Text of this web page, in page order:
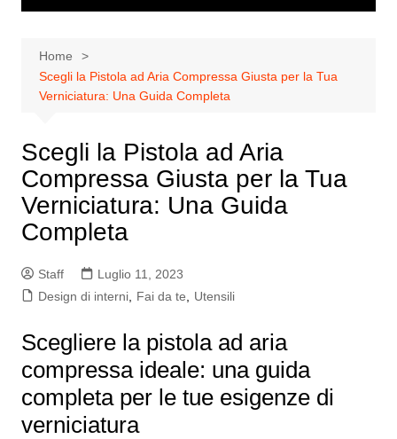
Home
Scegli la Pistola ad Aria Compressa Giusta per la Tua
Verniciatura: Una Guida Completa
Scegli la Pistola ad Aria
Compressa Giusta per la Tua
Verniciatura: Una Guida
Completa
Staff
Luglio 11, 2023
Design di interni, Fai da te Utensili
Scegliere la pistola ad aria
compressa ideale: una guida
completa per le tue esigenze di
verniciatura